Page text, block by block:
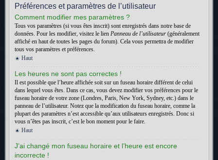
Préférences et paramètres de l’utilisateur
Comment modifier mes paramètres ?
Tous vos paramètres (si vous êtes inscrit) sont enregistrés dans notre base de
données. Pour les modifier, visitez le lien Panneau de l’utilisateur (généralement
affiché en haut de toutes les pages du forum). Cela vous permettra de modifier
tous vos paramètres et préférences.
Haut
Les heures ne sont pas correctes !
Il est possible que l’heure affichée soit sur un fuseau horaire différent de celui
dans lequel vous êtes. Dans ce cas, vous devez modifier vos préférences pour le
fuseau horaire de votre zone (Londres, Paris, New York, Sydney, etc.) dans le
panneau de l’utilisateur. Notez que la modification du fuseau horaire, comme la
plupart des paramètres n’est accessible qu’aux utilisateurs enregistrés. Donc si
vous n’êtes pas inscrit, c’est le bon moment pour le faire.
Haut
J’ai changé mon fuseau horaire et l’heure est encore
incorrecte !